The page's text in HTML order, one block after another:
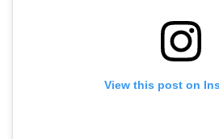
View this post on